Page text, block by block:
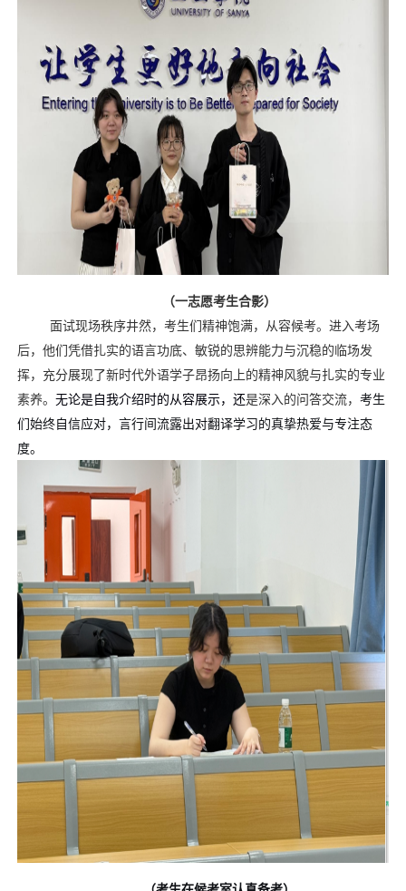
（一志愿考生合影）
面试现场秩序井然，考生们精神饱满，从容候考。进入考场
后，他们凭借扎实的语言功底、敏锐的思辨能力与沉稳的临场发
挥，充分展现了新时代外语学子昂扬向上的精神风貌与扎实的专业
素养。无论是自我介绍时的从容展示，还是深入的问答交流，考生
们始终自信应对，言行间流露出对翻译学习的真挚热爱与专注态
度。